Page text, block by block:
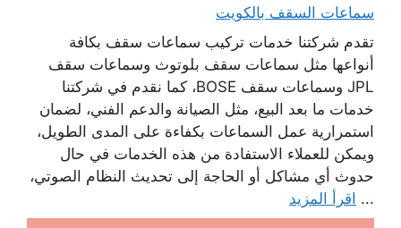
سماعات السقف بالكويت
تقدم شركتنا خدمات تركيب سماعات سقف بكافة
أنواعها مثل سماعات سقف بلوتوث وسماعات سقف
JPL وسماعات سقف BOSE، كما نقدم في شركتنا
خدمات ما بعد البيع، مثل الصيانة والدعم الفني، لضمان
استمرارية عمل السماعات بكفاءة على المدى الطويل،
ويمكن للعملاء الاستفادة من هذه الخدمات في حال
حدوث أي مشاكل أو الحاجة إلى تحديث النظام الصوتي،
... اقرأ المزيد